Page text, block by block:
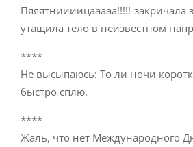
Пяяятниииицааааа!!!!!-закричала
утащила тело в неизвестном
****
Не высыпаюсь: То ли ночи
быстро сплю.
****
Жаль, что нет Международного